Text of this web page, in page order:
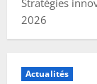
Stratégies
2026
Actualités